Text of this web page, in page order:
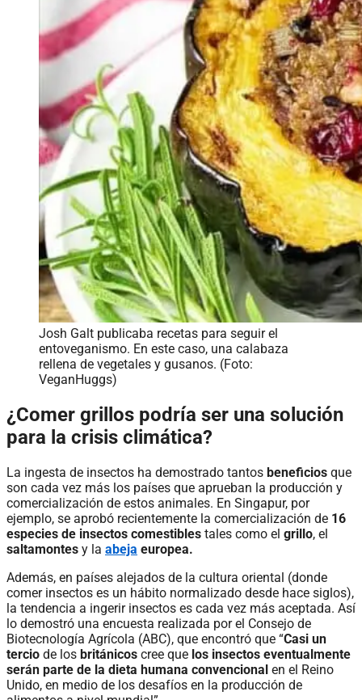
Josh Galt publicaba recetas para seguir el
entoveganismo. En este caso, una calabaza
rellena de vegetales y gusanos. (Foto:
VeganHuggs)
¿Comer grillos podría ser una solución
para la crisis climática?
La ingesta de insectos ha demostrado tantos beneficios que
son cada vez más los países que aprueban la producción y
comercialización de estos animales. En Singapur, por
ejemplo, se aprobó recientemente la comercialización de 16
especies de insectos comestibles tales como el grillo, el
saltamontes y la abeja europea.
Además, en países alejados de la cultura oriental (donde
comer insectos es un hábito normalizado desde hace siglos),
la tendencia a ingerir insectos es cada vez más aceptada. Así
lo demostró una encuesta realizada por el Consejo de
Biotecnología Agrícola (ABC), que encontró que “Casi un
tercio de los británicos cree que los insectos eventualmente
serán parte de la dieta humana convencional en el Reino
Unido, en medio de los desafíos en la producción de